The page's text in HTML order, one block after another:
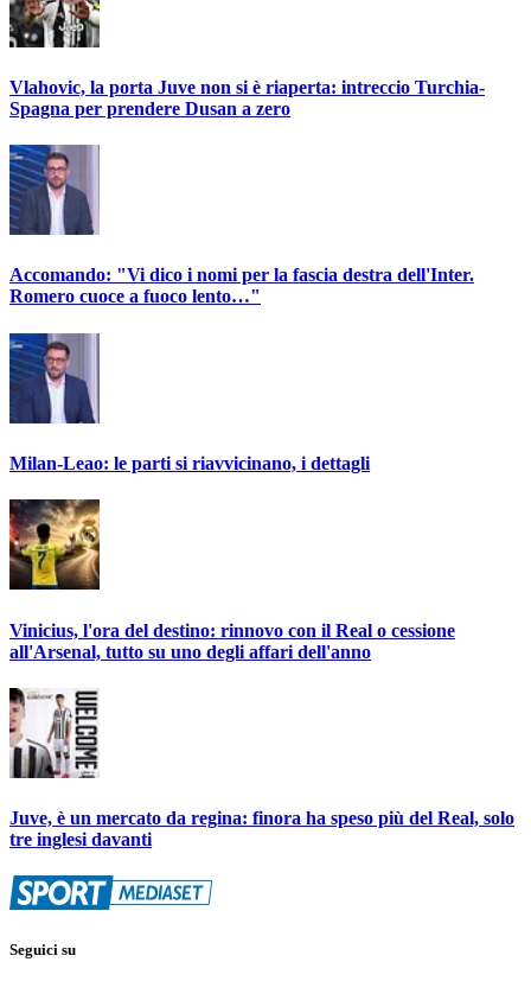
Vlahovic, la porta Juve non si è riaperta: intreccio Turchia-
Spagna per prendere Dusan a zero
Accomando: "Vi dico i nomi per la fascia destra dell'Inter.
Romero cuoce a fuoco lento…"
Milan-Leao: le parti si riavvicinano, i dettagli
Vinicius, l'ora del destino: rinnovo con il Real o cessione
all'Arsenal, tutto su uno degli affari dell'anno
Juve, è un mercato da regina: finora ha speso più del Real, solo
tre inglesi davanti
Seguici su